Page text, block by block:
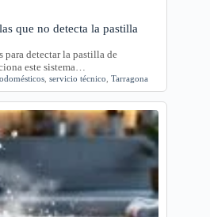
que no detecta la pastilla
detectar la pastilla de
este sistema…
servicio técnico Tarragona